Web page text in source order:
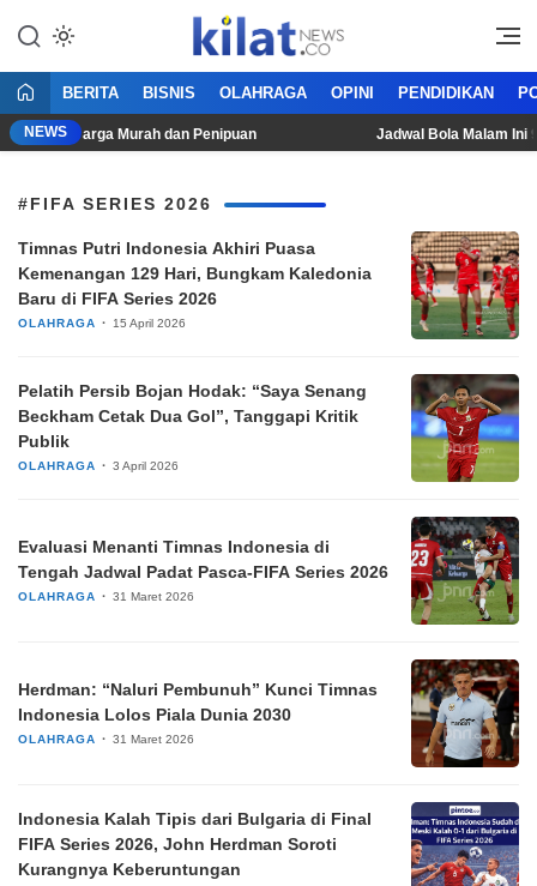
KilatNews.co
Mencerdaskan Anak Bangsa
BERITA BISNIS OLAHRAGA OPINI PENDIDIKAN
NEWSHarga Murah dan Penipuan Jadwal Bola Malam Ini
#FIFA SERIES 2026
Timnas Putri Indonesia Akhiri Puasa
Kemenangan 129 Hari, Bungkam Kaledonia
Baru di FIFA Series 2026
OLAHRAGA 15 April 2026
Pelatih Persib Bojan Hodak: “Saya Senang
Beckham Cetak Dua Gol”, Tanggapi Kritik
Publik
OLAHRAGA 3 April 2026
Evaluasi Menanti Timnas Indonesia di
Tengah Jadwal Padat Pasca-FIFA Series 2026
OLAHRAGA 31 Maret 2026
Herdman: “Naluri Pembunuh” Kunci Timnas
Indonesia Lolos Piala Dunia 2030
OLAHRAGA 31 Maret 2026
Indonesia Kalah Tipis dari Bulgaria di Final
FIFA Series 2026, John Herdman Soroti
Kurangnya Keberuntungan